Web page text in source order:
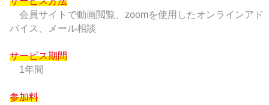
会員サイトで動画閲覧、zoomを使用したオンラインアド
バイス、メール相談
サービス期間
1年間
参加料